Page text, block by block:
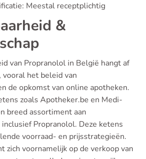
Meestal receptplichtig
&
van Propranolol in België hangt af
vooral het beleid van
de opkomst van online apotheken.
zoals Apotheker.be en Medi-
breed assortiment aan
Propranolol. Deze ketens
voorraad- en prijsstrategieën.
zich voornamelijk op de verkoop van